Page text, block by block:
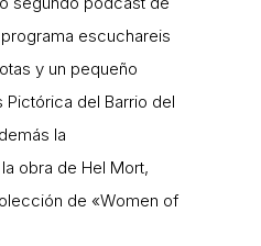
escuchareis
y un pequeño
Pictórica del Barrio del
la
obra de Hel Mort,
de «Women of